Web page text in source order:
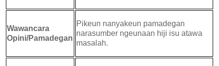
Wawancara
Opini/Pamadegan
Pikeun nanyakeun pamadegan
narasumber ngeunaan hiji isu atawa
masalah.